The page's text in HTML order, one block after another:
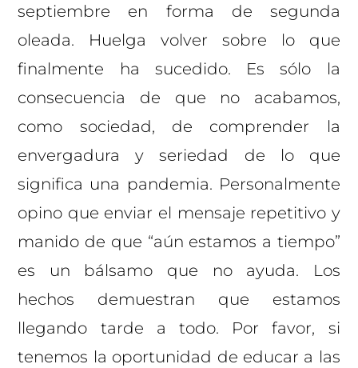
septiembre en forma de segunda
oleada. Huelga volver sobre lo que
finalmente ha sucedido. Es sólo la
consecuencia de que no acabamos,
como sociedad, de comprender la
envergadura y seriedad de lo que
significa una pandemia. Personalmente
opino que enviar el mensaje repetitivo y
manido de que “aún estamos a tiempo”
es un bálsamo que no ayuda. Los
hechos demuestran que estamos
llegando tarde a todo. Por favor, si
tenemos la oportunidad de educar a las